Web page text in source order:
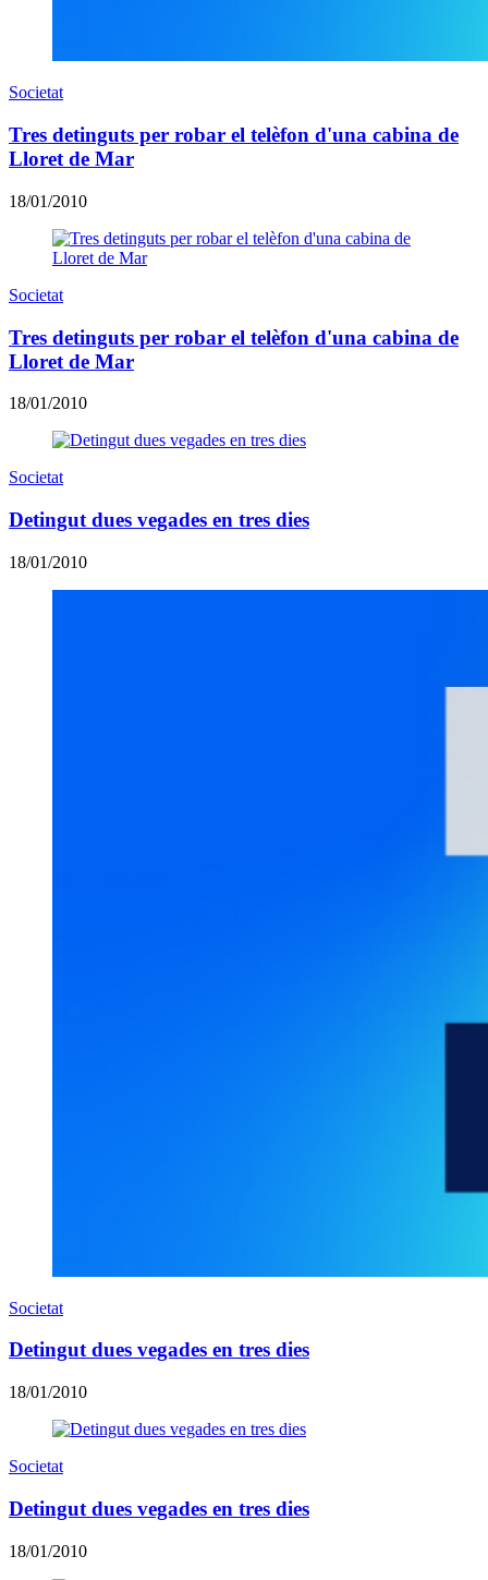
Societat
Tres detinguts per robar el telèfon d'una cabina de
Lloret de Mar
18/01/2010
Societat
Tres detinguts per robar el telèfon d'una cabina de
Lloret de Mar
18/01/2010
Societat
Detingut dues vegades en tres dies
18/01/2010
Societat
Detingut dues vegades en tres dies
18/01/2010
Societat
Detingut dues vegades en tres dies
18/01/2010